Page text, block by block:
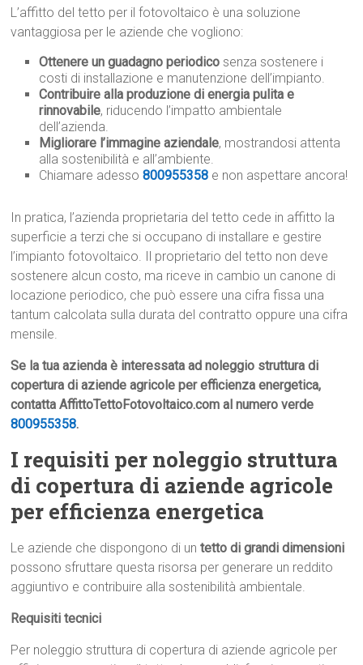
L’affitto del tetto per il fotovoltaico è una soluzione
vantaggiosa per le aziende che vogliono:
Ottenere un guadagno periodico senza sostenere i
costi di installazione e manutenzione dell’impianto.
Contribuire alla produzione di energia pulita e
rinnovabile, riducendo l’impatto ambientale
dell’azienda.
Migliorare l’immagine aziendale, mostrandosi attenta
alla sostenibilità e all’ambiente.
Chiamare adesso800955358 e non aspettare ancora!
In pratica, l’azienda proprietaria del tetto cede in affitto la
superficie a terzi che si occupano di installare e gestire
l’impianto fotovoltaico. Il proprietario del tetto non deve
sostenere alcun costo, ma riceve in cambio un canone di
locazione periodico, che può essere una cifra fissa una
tantum calcolata sulla durata del contratto oppure una cifra
mensile.
Se la tua azienda è interessata ad noleggio struttura di
copertura di aziende agricole per efficienza energetica,
contatta AffittoTettoFotovoltaico.com al numero verde
800955358.
I requisiti per noleggio struttura
di copertura di aziende agricole
per efficienza energetica
Le aziende che dispongono di untetto di grandi dimensioni
possono sfruttare questa risorsa per generare un reddito
aggiuntivo e contribuire alla sostenibilità ambientale.
Requisiti tecnici
Per noleggio struttura di copertura di aziende agricole per